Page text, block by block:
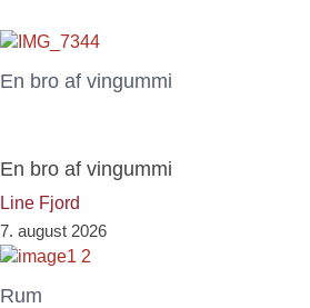
En bro af vingummi
En bro af vingummi
Line Fjord
7. august 2026
Rum